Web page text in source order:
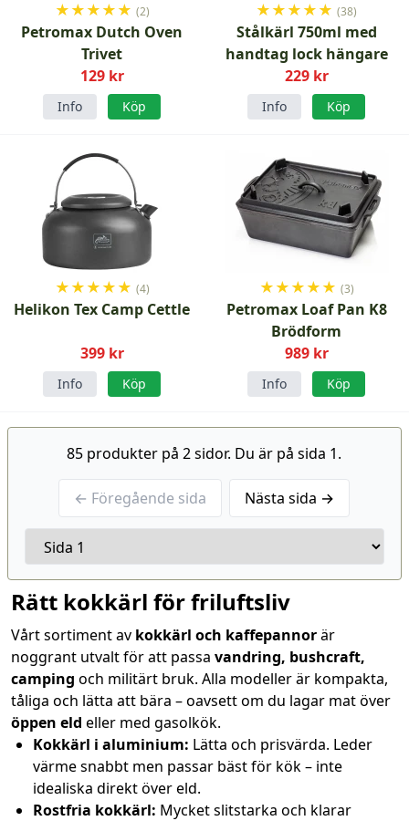
★★★★★ (2)
Petromax Dutch Oven
Trivet
129 kr
Info Köp
★★★★★ (38)
Stålkärl 750ml med
handtag lock hängare
229 kr
Info Köp
★★★★★ (4)
Helikon Tex Camp Cettle
399 kr
Info Köp
★★★★★ (3)
Petromax Loaf Pan K8
Brödform
989 kr
Info Köp
85 produkter på 2 sidor. Du är på sida 1.
← Föregående sida Nästa sida →
Rätt kokkärl för friluftsliv
Vårt sortiment av kokkärl och kaffepannorär
noggrant utvalt för att passa vandring, bushcraft,
camping och militärt bruk. Alla modeller är kompakta,
tåliga och lätta att bära – oavsett om du lagar mat över
öppen eld eller med gasolkök.
Kokkärl i aluminium: Lätta och prisvärda. Leder
värme snabbt men passar bäst för kök – inte
idealiska direkt över eld.
Rostfria kokkärl: Mycket slitstarka och klarar